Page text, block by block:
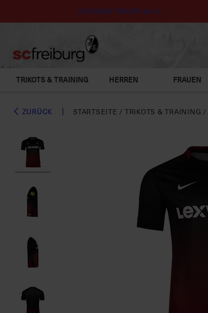
DIE NEUEN TRIKOTS 26-27
TRIKOTS & TRAINING HERREN FRAUEN
ZURÜCK STARTSEITE / TRIKOTS & TRAINING /